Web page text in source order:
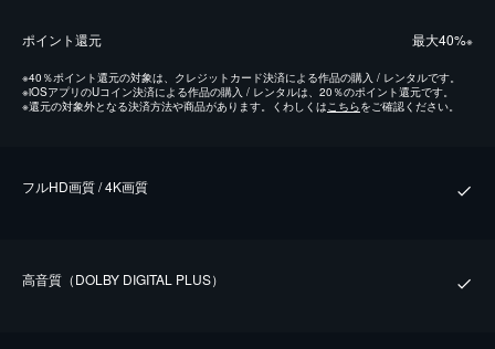
ポイント還元 最⼤40%※
※40％ポイント還元の対象は、クレジットカード決済による作品の購入 / レンタルです。
※iOSアプリのUコイン決済による作品の購入 / レンタルは、20％のポイント還元です。
※還元の対象外となる決済方法や商品があります。くわしくは こちらをご確認ください。
フルHD画質 / 4K画質
⾼⾳質（DOLBY DIGITAL PLUS）